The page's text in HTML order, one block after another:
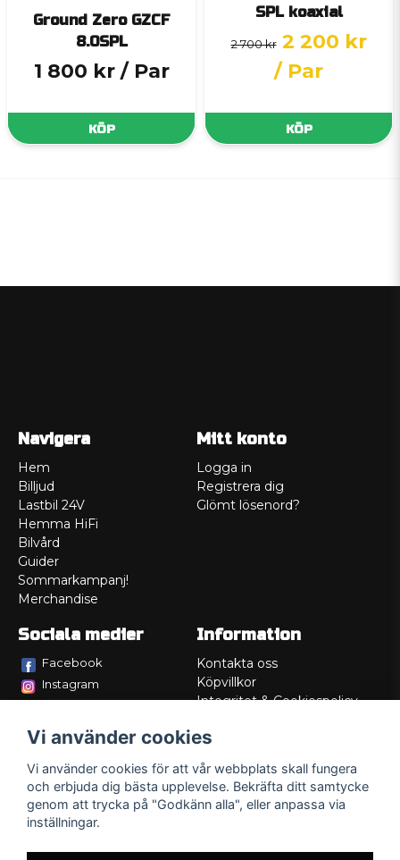
Ground Zero GZCF
8.0SPL
1 800 kr / Par
KÖP
SPL koaxial
2 700 kr 2 200 kr
/ Par
KÖP
Navigera
Hem
Billjud
Lastbil 24V
Hemma HiFi
Bilvård
Guider
Sommarkampanj!
Merchandise
Mitt konto
Logga in
Registrera dig
Glömt lösenord?
Sociala medier
Facebook
Instagram
Information
Kontakta oss
Köpvillkor
Integritet & Cookiespolicy
Service/Garanti
Lådritning
Om oss
Vi använder cookies
Vi använder cookies för att vår webbplats skall fungera
och erbjuda dig bästa upplevelse. Bekräfta ditt samtycke
genom att trycka på "Godkänn alla", eller anpassa via
inställningar.